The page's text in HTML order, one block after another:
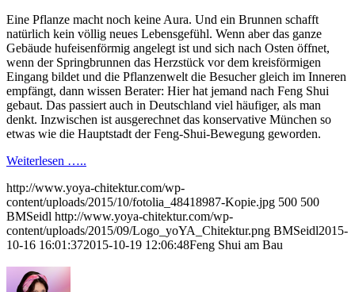
Eine Pflanze macht noch keine Aura. Und ein Brunnen schafft
natürlich kein völlig neues Lebensgefühl. Wenn aber das ganze
Gebäude hufeisenförmig angelegt ist und sich nach Osten öffnet,
wenn der Springbrunnen das Herzstück vor dem kreisförmigen
Eingang bildet und die Pflanzenwelt die Besucher gleich im Inneren
empfängt, dann wissen Berater: Hier hat jemand nach Feng Shui
gebaut. Das passiert auch in Deutschland viel häufiger, als man
denkt. Inzwischen ist ausgerechnet das konservative München so
etwas wie die Hauptstadt der Feng-Shui-Bewegung geworden.
Weiterlesen …..
http://www.yoya-chitektur.com/wp-
content/uploads/2015/10/fotolia_48418987-Kopie.jpg 500 500
BMSeidl http://www.yoya-chitektur.com/wp-
content/uploads/2015/09/Logo_yoYA_Chitektur.png BMSeidl2015-
10-16 16:01:372015-10-19 12:06:48Feng Shui am Bau